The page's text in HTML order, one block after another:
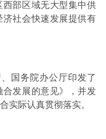
部区域无大型集中供
社会快速发展提供有
国务院办公厅印发了
合发展的意见》，并发
实际认真贯彻落实。